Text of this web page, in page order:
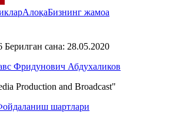
АлоқаБизнинг жамоа
сана: 28.05.2020
Фридунович Абдухаликов
Production and Broadcast"
шартлари